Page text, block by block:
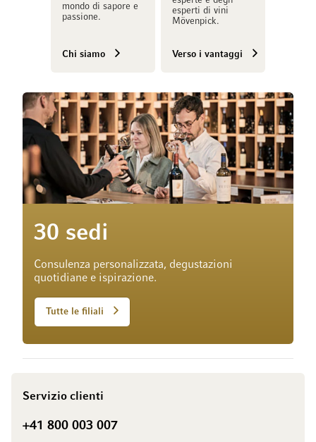
mondo di sapore e
passione.
Chi siamo
esperti di vini
Mövenpick.
Verso i vantaggi
30 sedi
Consulenza personalizzata, degustazioni
quotidiane e ispirazione.
Tutte le filiali
Servizio clienti
+41 800 003 007